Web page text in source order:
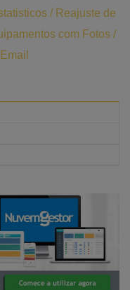
/ Reajuste de
com Fotos /